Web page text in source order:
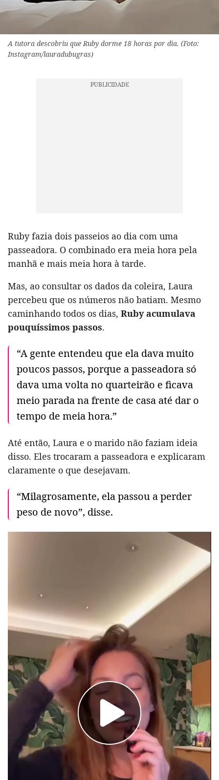
A tutora descobriu que Ruby dorme 18 horas por dia. (Foto:
Instagram/lauradubugras)
Ruby fazia dois passeios ao dia com uma
passeadora. O combinado era meia hora pela
manhã e mais meia hora à tarde.
Mas, ao consultar os dados da coleira, Laura
percebeu que os números não batiam. Mesmo
caminhando todos os dias, Ruby acumulava
pouquíssimos passos.
“A gente entendeu que ela dava muito
poucos passos, porque a passeadora só
dava uma volta no quarteirão e ficava
meio parada na frente de casa até dar o
tempo de meia hora.”
Até então, Laura e o marido não faziam ideia
disso. Eles trocaram a passeadora e explicaram
claramente o que desejavam.
“Milagrosamente, ela passou a perder
peso de novo”, disse.